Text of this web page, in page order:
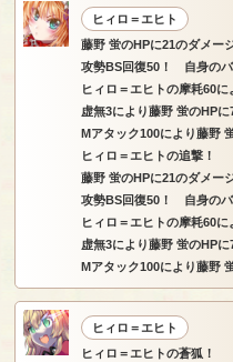
ヒィロ＝エヒト
藤野 蛍のHPに21のダメー
攻勢BS回復50！ 自身のバ
ヒィロ＝エヒトの摩耗60
虚無3により藤野 蛍のHPに
Mアタック100により藤野
ヒィロ＝エヒトの追撃！
藤野 蛍のHPに21のダメー
攻勢BS回復50！ 自身のバ
ヒィロ＝エヒトの摩耗60
虚無3により藤野 蛍のHPに
Mアタック100により藤野
ヒィロ＝エヒト
ヒィロ＝エヒトの蒼狐！